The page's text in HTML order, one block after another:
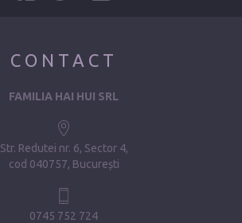
CONTACT
FAMILIA HAI HUI SRL
Str. Redutei nr. 6, Sector 4
cod 040757, București
0745 752 724